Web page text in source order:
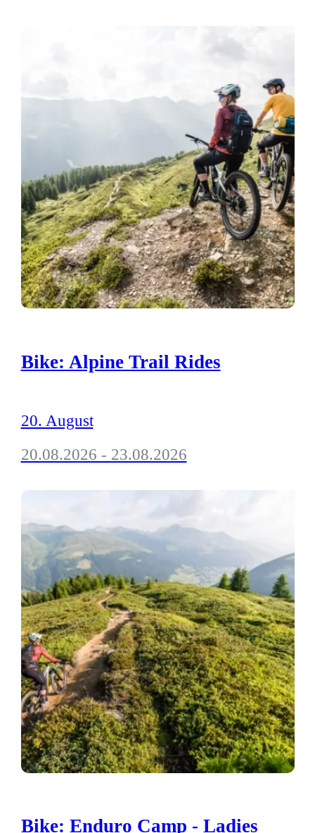
Bike: Alpine Trail Rides
20. August
20.08.2026 - 23.08.2026
Bike: Enduro Camp - Ladies